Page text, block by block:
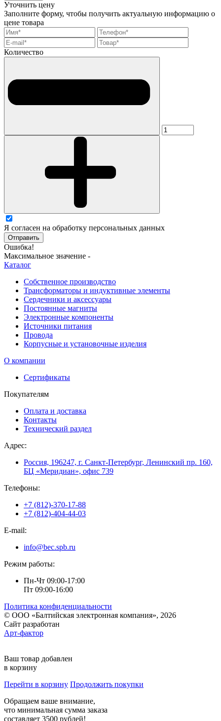
Уточнить цену
Заполните форму, чтобы получить актуальную информацию о
цене товара
Количество
Я согласен на обработку персональных данных
Отправить
Ошибка!
Максимальное значение -
Каталог
Собственное производство
Трансформаторы и индуктивные элементы
Сердечники и аксессуары
Постоянные магниты
Электронные компоненты
Источники питания
Провода
Корпусные и установочные изделия
О компании
Сертификаты
Покупателям
Оплата и доставка
Контакты
Технический раздел
Адрес:
Россия, 196247, г. Санкт-Петербург, Ленинский пр. 160,
БЦ «Меридиан», офис 739
Телефоны:
+7 (812)-370-17-88
+7 (812)-404-44-03
E-mail:
info@bec.spb.ru
Режим работы:
Пн-Чт 09:00-17:00
Пт 09:00-16:00
Политика конфиденциальности
© ООО «Балтийская электронная компания», 2026
Сайт разработан
Арт-фактор
Ваш товар добавлен
в корзину
Перейти в корзину Продолжить покупки
Обращаем ваше внимание,
что минимальная сумма заказа
составляет 3500 рублей!